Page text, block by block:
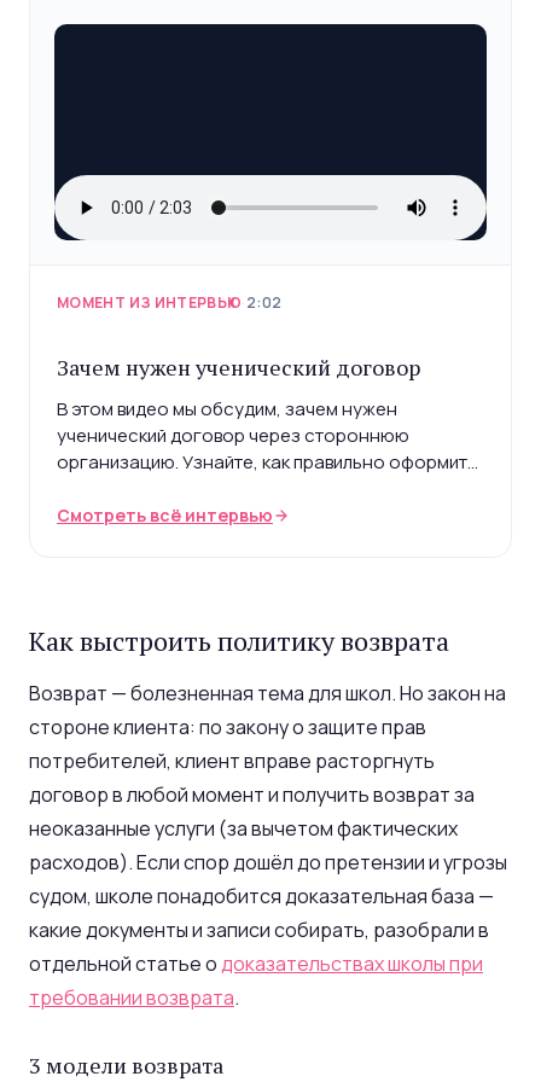
МОМЕНТ ИЗ ИНТЕРВЬЮ·2:02
Зачем нужен ученический договор
В этом видео мы обсудим, зачем нужен
ученический договор через стороннюю
организацию. Узнайте, как правильно оформить
средств и документально подтвердить
Смотреть всё интервью
Как выстроить политику возврата
Возврат — болезненная тема для школ. Но закон на
стороне клиента: по закону о защите прав
потребителей, клиент вправе расторгнуть
договор в любой момент и получить возврат за
неоказанные услуги (за вычетом фактических
расходов). Если спор дошёл до претензии и угрозы
судом, школе понадобится доказательная база —
какие документы и записи собирать, разобрали в
отдельной статье одоказательствах школы при
требовании возврата.
3 модели возврата